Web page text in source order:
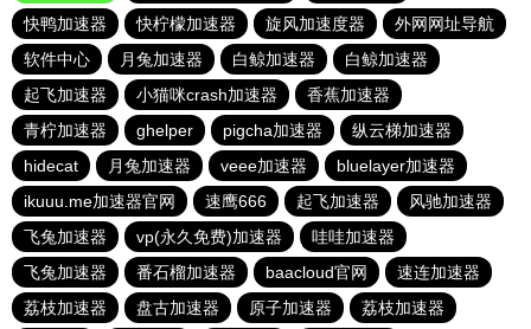
快鸭加速器
快柠檬加速器 旋风加速度器
外网网址导航
软件中心
月兔加速器 白鲸加速器
白鲸加速器
起飞加速器
小猫咪crash加速器
香蕉加速器
青柠加速器
ghelper pigcha加速器
纵云梯加速器
hidecat
月兔加速器 veee加速器
bluelayer加速器
ikuuu.me加速器官网
速鹰666 起飞加速器
风驰加速器
飞兔加速器
vp(永久免费)加速器
哇哇加速器
飞兔加速器
番石榴加速器 baacloud官网
速连加速器
荔枝加速器
盘古加速器 原子加速器 荔枝加速器